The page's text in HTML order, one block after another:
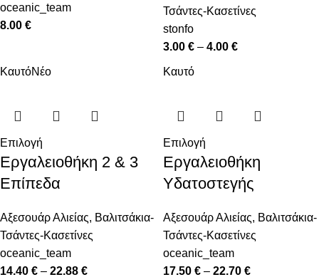
oceanic_team
8.00 €
Τσάντες-Κασετίνες
stonfo
3.00 € – 4.00 €
ΚαυτόΝέο
Επιλογή
Εργαλειοθήκη 2 & 3
Επίπεδα
Αξεσουάρ Αλιείας, Βαλιτσάκια-
Τσάντες-Κασετίνες
oceanic_team
14.40 € – 22.88 €
Καυτό
Επιλογή
Εργαλειοθήκη
Υδατοστεγής
Αξεσουάρ Αλιείας, Βαλιτσάκια-
Τσάντες-Κασετίνες
oceanic_team
17.50 € – 22.70 €